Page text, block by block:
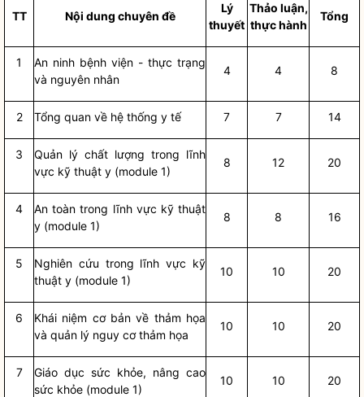
TT Nội dung chuyên đề
Lý
thuyết
Thảo luận,
thực hành
Tổng
1
An ninh bệnh viện - thực trạng
và nguyên nhân
4 4 8
2 Tổng quan về hệ thống y tế 7 7 14
3
Quản lý chất lượng trong lĩnh
vực kỹ thuật y (module 1)
8 12 20
4
An toàn trong lĩnh vực kỹ thuật
y (module 1)
8 8 16
5
Nghiên cứu trong lĩnh vực kỹ
thuật y (module 1)
10 10 20
6
Khái niệm cơ bản về thảm họa
và quản lý nguy cơ thảm họa
10 10 20
7
Giáo dục sức khỏe, nâng cao
sức khỏe (module 1)
10 10 20